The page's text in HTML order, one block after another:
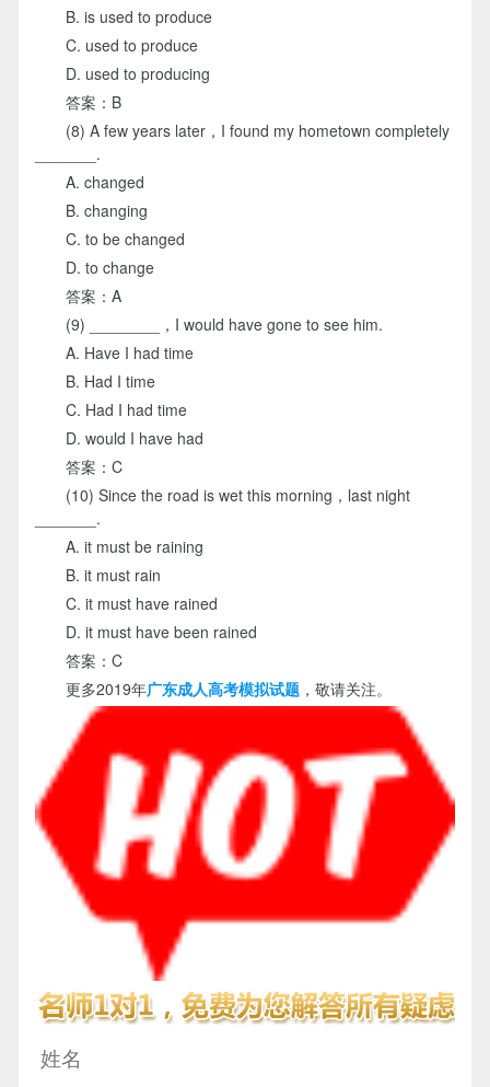
B. is used to produce
C. used to produce
D. used to producing
答案：B
(8) A few years later，I found my hometown completely
_______.
A. changed
B. changing
C. to be changed
D. to change
答案：A
(9) ________，I would have gone to see him.
A. Have I had time
B. Had I time
C. Had I had time
D. would I have had
答案：C
(10) Since the road is wet this morning，last night
_______.
A. it must be raining
B. it must rain
C. it must have rained
D. it must have been rained
答案：C
更多2019年广东成人高考模拟试题，敬请关注。